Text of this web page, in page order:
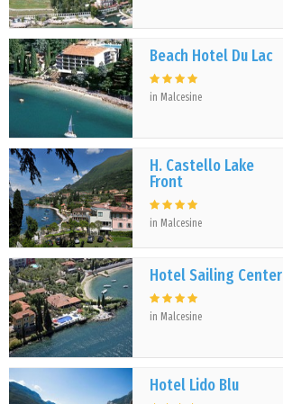
Beach Hotel Du Lac
in Malcesine
H. Castello Lake
Front
in Malcesine
Hotel Sailing Center
in Malcesine
Hotel Lido Blu